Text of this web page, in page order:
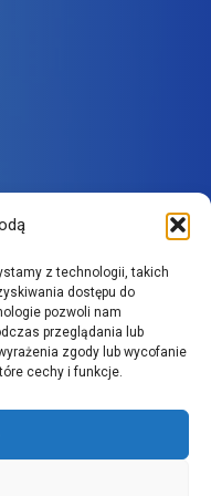
z technologii, takich
dostępu do
pozwoli nam
przeglądania lub
zgody lub wycofanie
cechy i funkcje.
zależna
rodzaju
materiału
i sterowania
90 cm zaczynają
GN, z osłoną ze
termostatem,
zainwestować w
by zwiększyć
i zapewnić
producentów w
wymagania naszych